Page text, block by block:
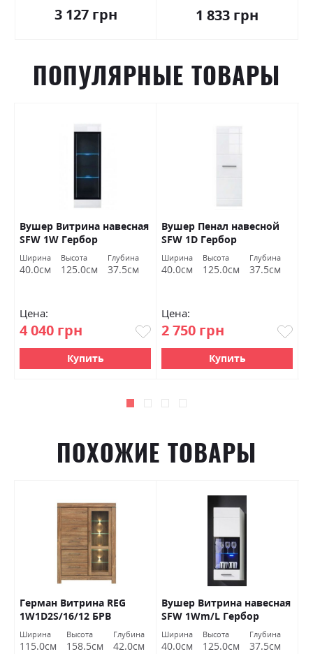
3 127 грн 1 833 грн
ПОПУЛЯРНЫЕ ТОВАРЫ
Вушер Витрина навесная
SFW 1W Гербор
Ширина
40.0см
Высота
125.0см
Глубина
37.5см
Цена:
4 040 грн
Купить
Вушер Пенал навесной
SFW 1D Гербор
Ширина
40.0см
Высота
125.0см
Глубина
37.5см
Цена:
2 750 грн
Купить
ПОХОЖИЕ ТОВАРЫ
Герман Витрина REG
1W1D2S/16/12 БРВ
Украина
Ширина
115.0см
Высота
158.5см
Глубина
42.0см
Вушер Витрина навесная
SFW 1Wm/L Гербор
Ширина
40.0см
Высота
125.0см
Глубина
37.5см